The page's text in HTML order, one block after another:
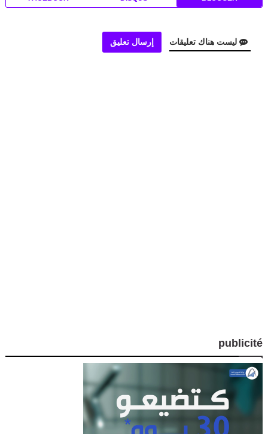
ليست هناك تعليقات إرسال تعليق
publicité